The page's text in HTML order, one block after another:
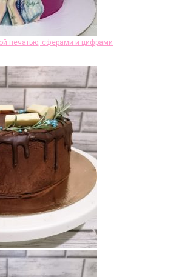
печатью, сферами и цифрами